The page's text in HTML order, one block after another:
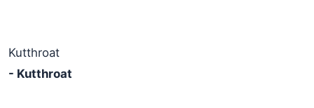
Kutthroat
- Kutthroat